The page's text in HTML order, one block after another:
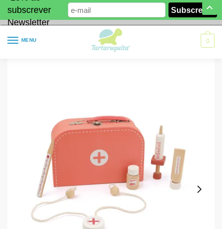
subscrever
Newsletter
MENU 0